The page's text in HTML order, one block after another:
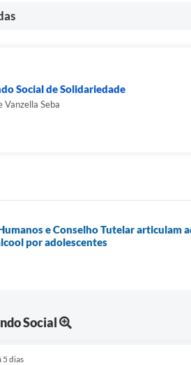
Social de Solidariedade
Vanzella Seba
e Conselho Tutelar articulam
por adolescentes
Social
5 dias